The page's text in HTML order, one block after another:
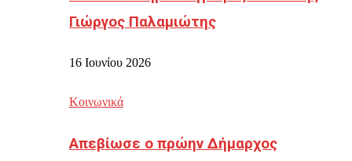
Γιώργος Παλαμιώτης
16 Ιουνίου 2026
Κοινωνικά
Απεβίωσε ο πρώην Δήμαρχος